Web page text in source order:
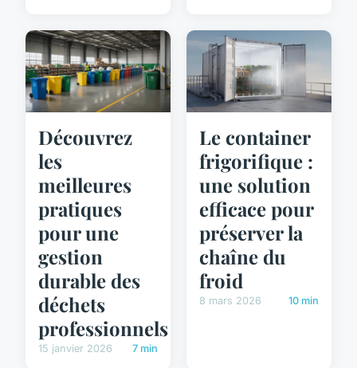
Découvrez
les
meilleures
pratiques
pour une
gestion
durable des
déchets
professionnels
15 janvier 2026 7 min
Le container
frigorifique :
une solution
efficace pour
préserver la
chaîne du
froid
8 mars 2026 10 min